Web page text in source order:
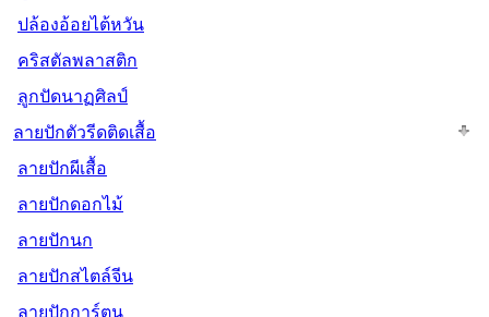
ปล้องอ้อยไต้หวัน
คริสตัลพลาสติก
ลูกปัดนาฏศิลป์
ลายปักตัวรีดติดเสื้อ
ลายปักผีเสื้อ
ลายปักดอกไม้
ลายปักนก
ลายปักสไตล์จีน
ลายปักการ์ตูน